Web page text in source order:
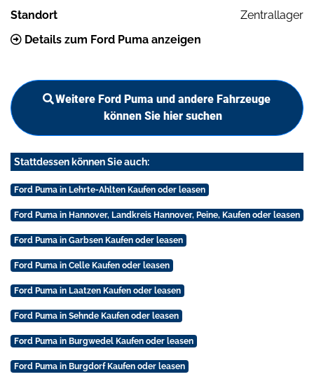
Standort
Zentrallager
Details zum Ford Puma anzeigen
Weitere Ford Puma und andere Fahrzeuge
können Sie hier suchen
Stattdessen können Sie auch:
Ford Puma in Lehrte-Ahlten Kaufen oder leasen
Ford Puma in Hannover, Landkreis Hannover, Peine, Kaufen oder leasen
Ford Puma in Garbsen Kaufen oder leasen
Ford Puma in Celle Kaufen oder leasen
Ford Puma in Laatzen Kaufen oder leasen
Ford Puma in Sehnde Kaufen oder leasen
Ford Puma in Burgwedel Kaufen oder leasen
Ford Puma in Burgdorf Kaufen oder leasen